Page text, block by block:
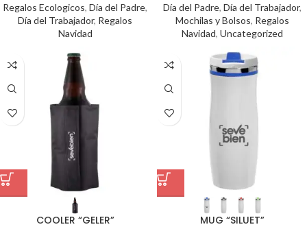
Regalos Ecologicos, Día del Padre,
Día del Trabajador, Regalos
Navidad
Día del Padre, Día del Trabajador,
Mochilas y Bolsos, Regalos
Navidad, Uncategorized
COOLER “GELER” MUG “SILUET”